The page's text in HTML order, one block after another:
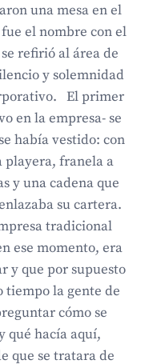
una mesa en el
el nombre con el
refirió al área de
y solemnidad
El primer
en la empresa- se
había vestido: con
playera, franela a
y una cadena que
su cartera.
tradicional
ese momento, era
y que por supuesto
la gente de
cómo se
qué hacía aquí,
que se tratara de